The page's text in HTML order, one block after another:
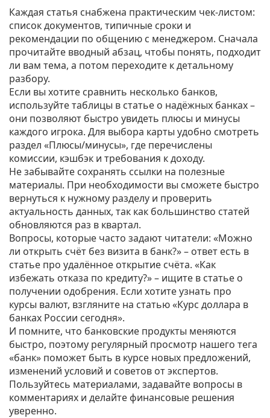
Каждая статья снабжена практическим чек‑листом:
список документов, типичные сроки и
рекомендации по общению с менеджером. Сначала
прочитайте вводный абзац, чтобы понять, подходит
ли вам тема, а потом переходите к детальному
разбору.
Если вы хотите сравнить несколько банков,
используйте таблицы в статье о надёжных банках –
они позволяют быстро увидеть плюсы и минусы
каждого игрока. Для выбора карты удобно смотреть
раздел «Плюсы/минусы», где перечислены
комиссии, кэшбэк и требования к доходу.
Не забывайте сохранять ссылки на полезные
материалы. При необходимости вы сможете быстро
вернуться к нужному разделу и проверить
актуальность данных, так как большинство статей
обновляются раз в квартал.
Вопросы, которые часто задают читатели: «Можно
ли открыть счёт без визита в банк?» – ответ есть в
статье про удалённое открытие счёта. «Как
избежать отказа по кредиту?» – ищите в статье о
получении одобрения. Если хотите узнать про
курсы валют, взгляните на статью «Курс доллара в
банках России сегодня».
И помните, что банковские продукты меняются
быстро, поэтому регулярный просмотр нашего тега
«банк» поможет быть в курсе новых предложений,
изменений условий и советов от экспертов.
Пользуйтесь материалами, задавайте вопросы в
комментариях и делайте финансовые решения
уверенно.